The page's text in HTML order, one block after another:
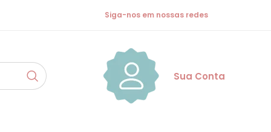
Siga-nos em nossas redes
Sua Conta